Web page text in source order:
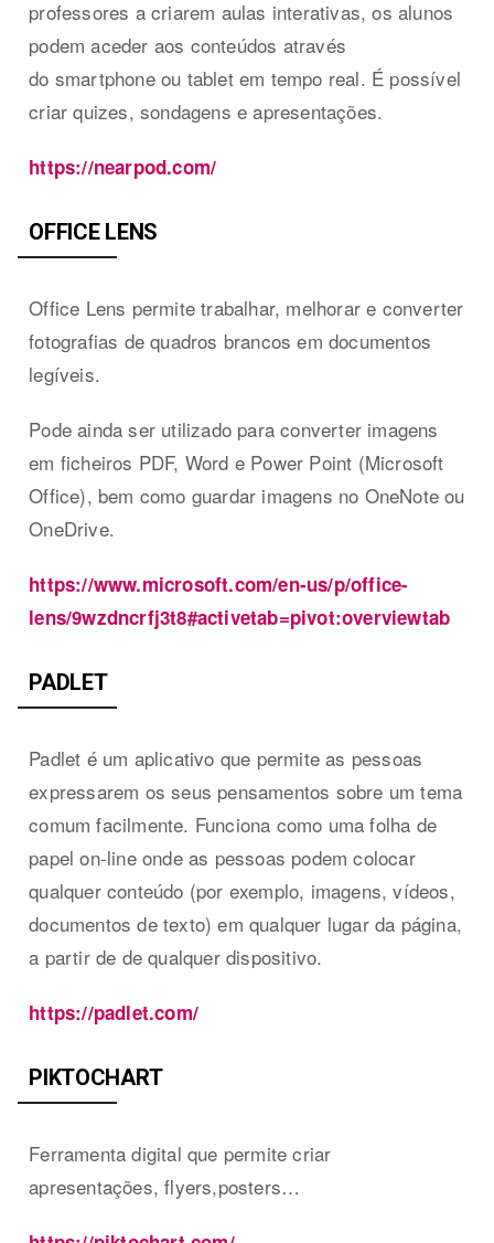
professores a criarem aulas interativas, os alunos
podem aceder aos conteúdos através
do smartphone ou tablet em tempo real. É possível
criar quizes, sondagens e apresentações.
https://nearpod.com/
OFFICE LENS
Office Lens permite trabalhar, melhorar e converter
fotografias de quadros brancos em documentos
legíveis.
Pode ainda ser utilizado para converter imagens
em ficheiros PDF, Word e Power Point (Microsoft
Office), bem como guardar imagens no OneNote ou
OneDrive.
https://www.microsoft.com/en-us/p/office-
lens/9wzdncrfj3t8#activetab=pivot:overviewtab
PADLET
Padlet é um aplicativo que permite as pessoas
expressarem os seus pensamentos sobre um tema
comum facilmente. Funciona como uma folha de
papel on-line onde as pessoas podem colocar
qualquer conteúdo (por exemplo, imagens, vídeos,
documentos de texto) em qualquer lugar da página,
a partir de de qualquer dispositivo.
https://padlet.com/
PIKTOCHART
Ferramenta digital que permite criar
apresentações, flyers,posters…